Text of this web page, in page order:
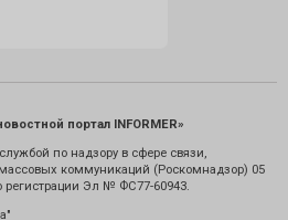
портал INFORMER»
по надзору в сфере связи,
коммуникаций (Роскомнадзор) 05
регистрации Эл № ФС77-60943.